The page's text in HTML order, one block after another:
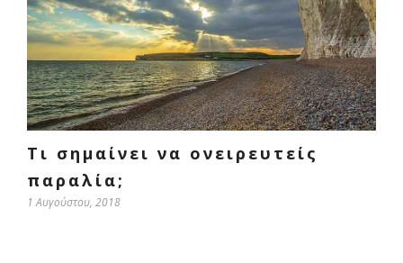
Τι σημαίνει να ονειρευτείς
παραλία;
1 Αυγούστου, 2018